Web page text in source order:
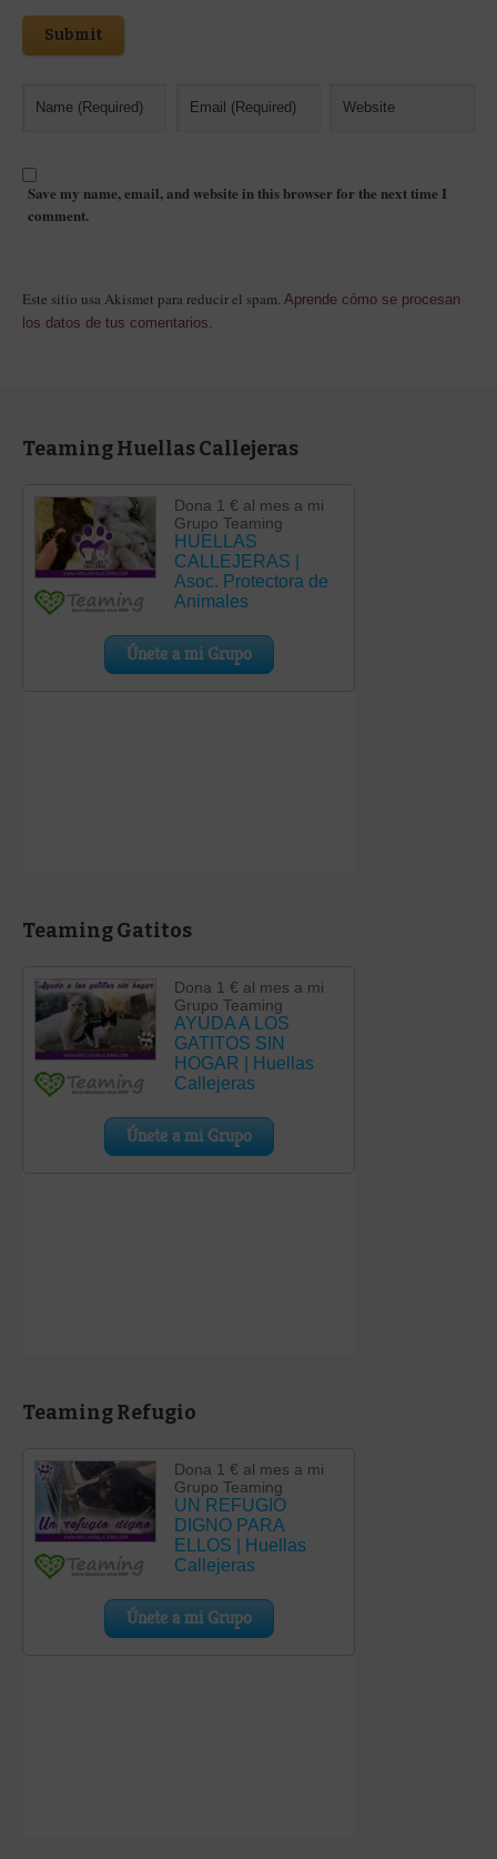
Submit
Save my name, email, and website in this browser for the next time I
comment.
Este sitio usa Akismet para reducir el spam. Aprende cómo se procesan
los datos de tus comentarios.
Teaming Huellas Callejeras
Teaming Gatitos
Teaming Refugio